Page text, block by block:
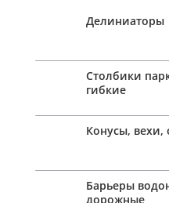
Делиниаторы
Столбики
гибкие
Конусы, вехи,
Барьеры
дорожные